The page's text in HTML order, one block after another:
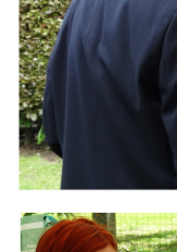
Branding
ARMCHAIR